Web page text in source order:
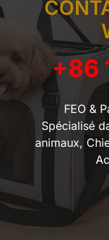
+86
FEO &
Spécialisé
animaux,